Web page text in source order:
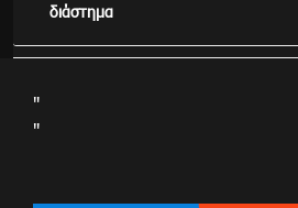
διάστημα
"
"